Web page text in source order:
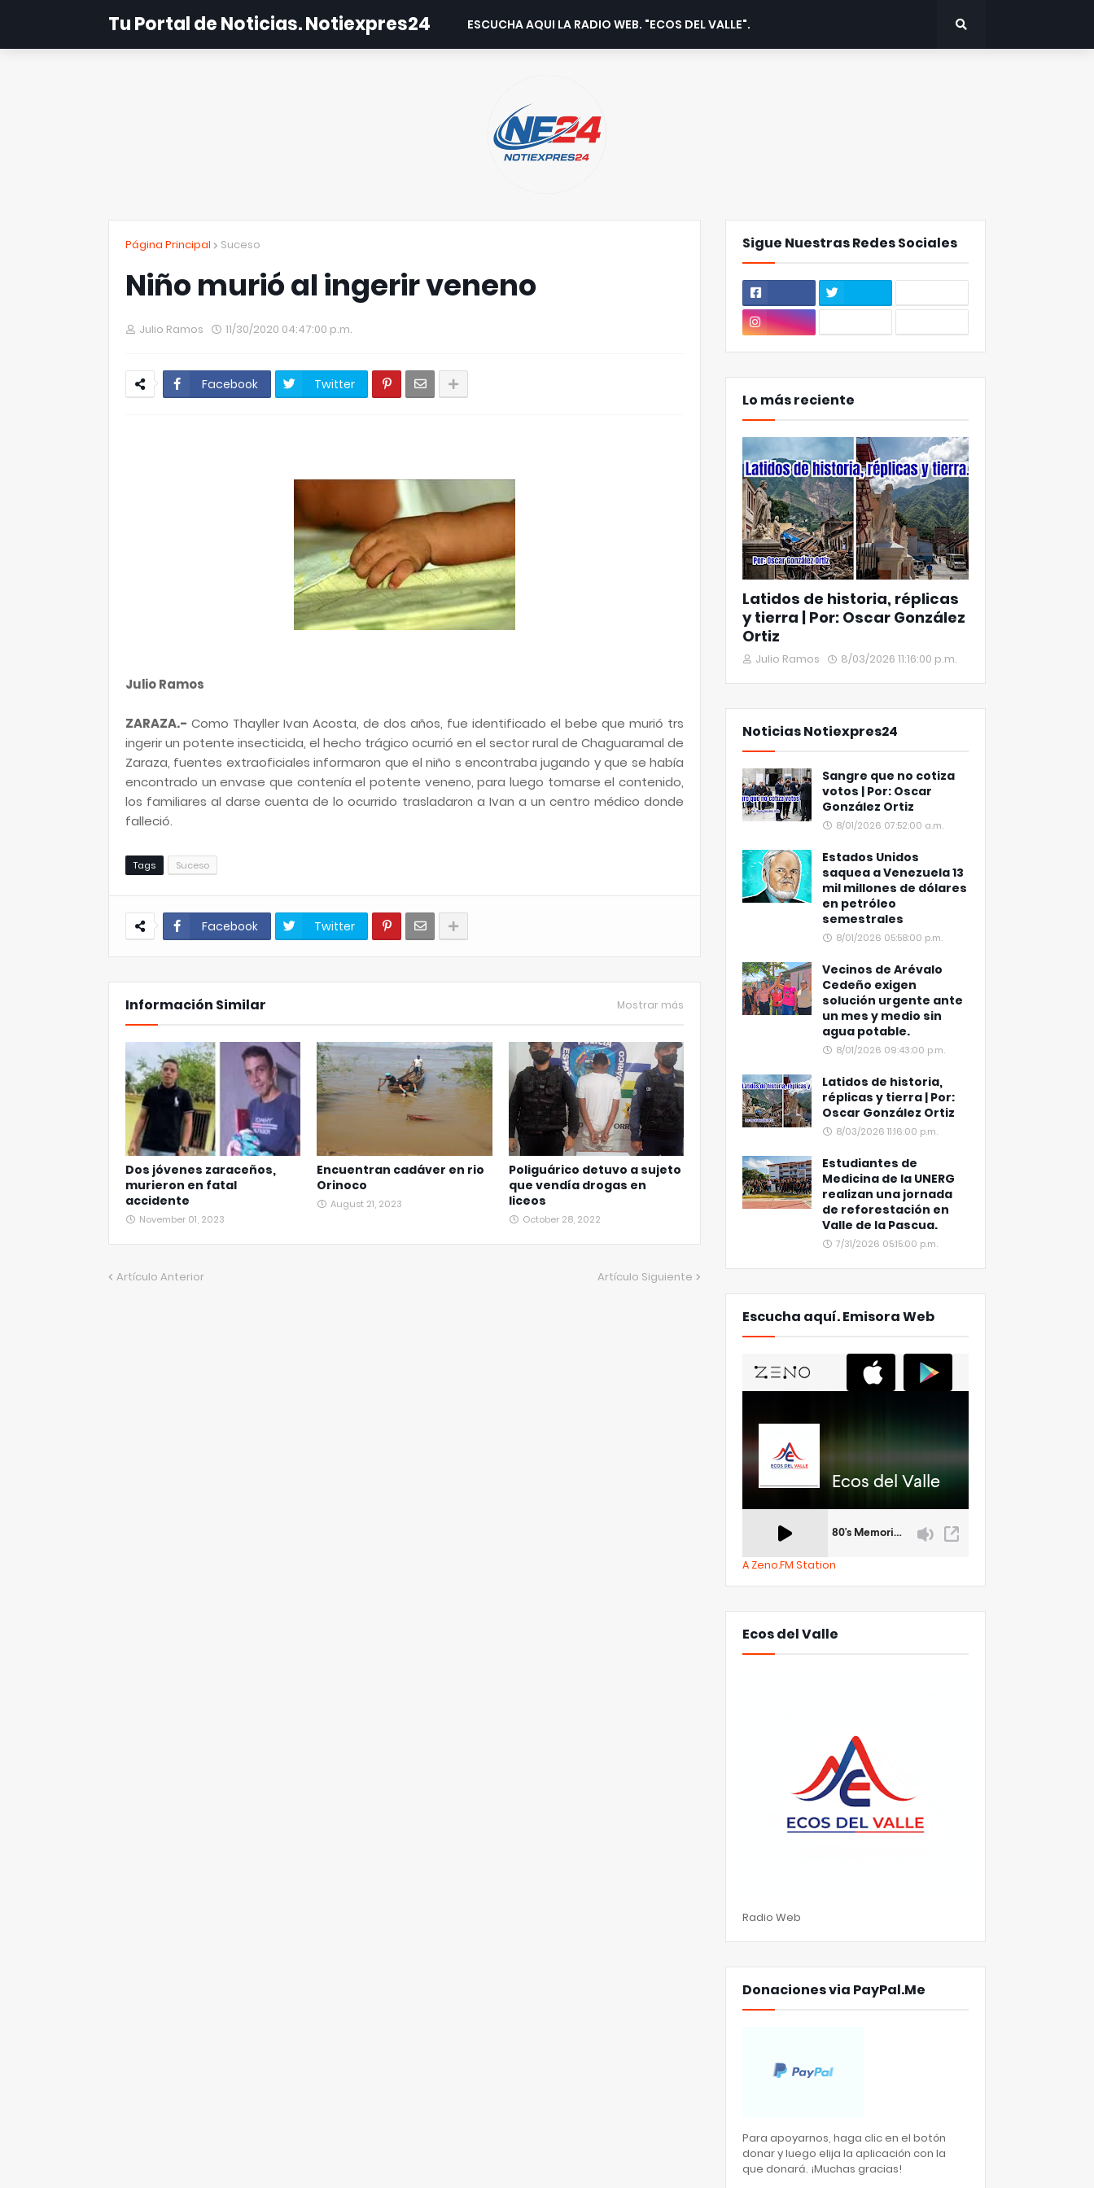
Tu Portal de Noticias. Notiexpres24 ESCUCHA AQUI LA RADIO WEB. "ECOS DEL VALLE".
Página Principal Suceso
Niño murió al ingerir veneno
Julio Ramos 11/30/2020 04:47:00 p.m.
Facebook Twitter
Julio Ramos
ZARAZA.- Como Thayller Ivan Acosta, de dos años, fue identificado el bebe que murió trs
ingerir un potente insecticida, el hecho trágico ocurrió en el sector rural de Chaguaramal de
Zaraza, fuentes extraoficiales informaron que el niño s encontraba jugando y que se había
encontrado un envase que contenía el potente veneno, para luego tomarse el contenido,
los familiares al darse cuenta de lo ocurrido trasladaron a Ivan a un centro médico donde
falleció.
Tags Suceso
Facebook Twitter
Información Similar Mostrar más
Dos jóvenes zaraceños,
murieron en fatal
accidente
November 01, 2023
Encuentran cadáver en rio
Orinoco
August 21, 2023
Poliguárico detuvo a sujeto
que vendía drogas en
liceos
October 28, 2022
Artículo Anterior Artículo Siguiente
Sigue Nuestras Redes Sociales
Lo más reciente
Latidos de historia, réplicas
y tierra | Por: Oscar González
Ortiz
Julio Ramos 8/03/2026 11:16:00 p.m.
Noticias Notiexpres24
Sangre que no cotiza
votos | Por: Oscar
González Ortiz
8/01/2026 07:52:00 a.m.
Estados Unidos
saquea a Venezuela 13
mil millones de dólares
en petróleo
semestrales
8/01/2026 05:58:00 p.m.
Vecinos de Arévalo
Cedeño exigen
solución urgente ante
un mes y medio sin
agua potable.
8/01/2026 09:43:00 p.m.
Latidos de historia,
réplicas y tierra | Por:
Oscar González Ortiz
8/03/2026 11:16:00 p.m.
Estudiantes de
Medicina de la UNERG
realizan una jornada
de reforestación en
Valle de la Pascua.
7/31/2026 05:15:00 p.m.
Escucha aquí. Emisora Web
A Zeno.FM Station
Ecos del Valle
Radio Web
Donaciones via PayPal.Me
Para apoyarnos, haga clic en el botón
donar y luego elija la aplicación con la
que donará. ¡Muchas gracias!